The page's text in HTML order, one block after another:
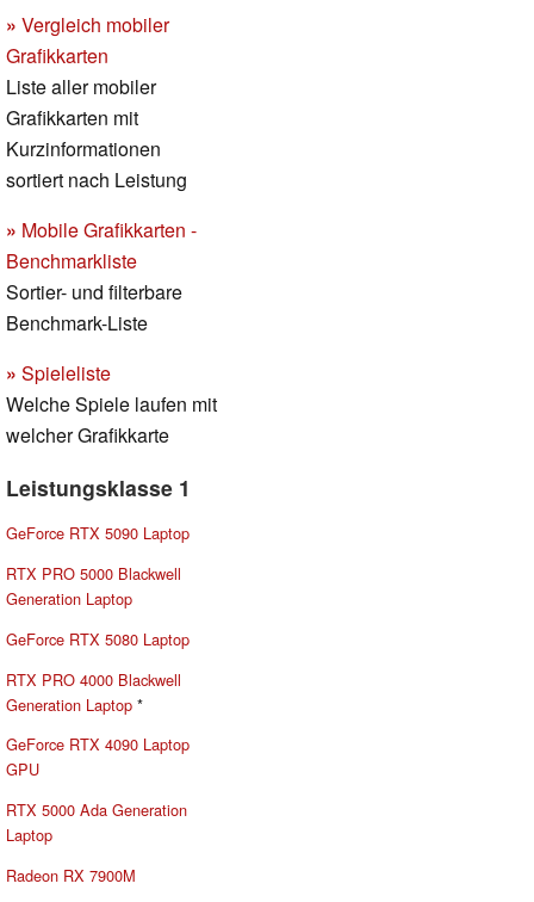
» Vergleich mobiler
Grafikkarten
Liste aller mobiler
Grafikkarten mit
Kurzinformationen
sortiert nach Leistung
» Mobile Grafikkarten -
Benchmarkliste
Sortier- und filterbare
Benchmark-Liste
» Spieleliste
Welche Spiele laufen mit
welcher Grafikkarte
Leistungsklasse 1
GeForce RTX 5090 Laptop
RTX PRO 5000 Blackwell
Generation Laptop
GeForce RTX 5080 Laptop
RTX PRO 4000 Blackwell
Generation Laptop *
GeForce RTX 4090 Laptop
GPU
RTX 5000 Ada Generation
Laptop
Radeon RX 7900M